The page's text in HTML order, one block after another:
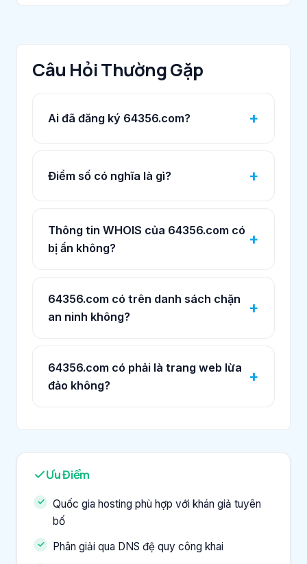
Câu Hỏi Thường Gặp
Ai đã đăng ký 64356.com?
Điểm số có nghĩa là gì?
Thông tin WHOIS của 64356.com có
bị ẩn không?
64356.com có trên danh sách chặn
an ninh không?
64356.com có phải là trang web lừa
đảo không?
Ưu Điểm
Quốc gia hosting phù hợp với khán giả tuyên
bố
Phân giải qua DNS đệ quy công khai